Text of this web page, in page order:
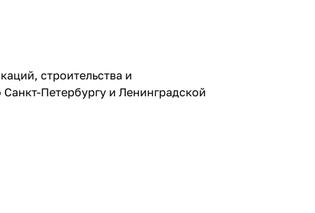
строительства и
Петербургу и Ленинградской